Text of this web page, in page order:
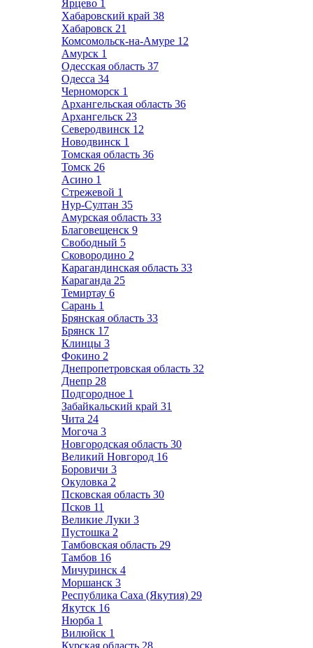
Ярцево 1
Хабаровский край 38
Хабаровск 21
Комсомольск-на-Амуре 12
Амурск 1
Одесская область 37
Одесса 34
Черноморск 1
Архангельская область 36
Архангельск 23
Северодвинск 12
Новодвинск 1
Томская область 36
Томск 26
Асино 1
Стрежевой 1
Нур-Султан 35
Амурская область 33
Благовещенск 9
Свободный 5
Сковородино 2
Карагандинская область 33
Караганда 25
Темиртау 6
Сарань 1
Брянская область 33
Брянск 17
Клинцы 3
Фокино 2
Днепропетровская область 32
Днепр 28
Подгородное 1
Забайкальский край 31
Чита 24
Могоча 3
Новгородская область 30
Великий Новгород 16
Боровичи 3
Окуловка 2
Псковская область 30
Псков 11
Великие Луки 3
Пустошка 2
Тамбовская область 29
Тамбов 16
Мичуринск 4
Моршанск 3
Республика Саха (Якутия) 29
Якутск 16
Нюрба 1
Вилюйск 1
Курская область 28